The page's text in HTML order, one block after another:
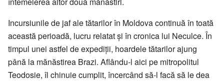
Incursiunile de jaf ale tătarilor în Moldova continuă în toată
această perioadă, lucru relatat și în cronica lui Neculce. În
timpul unei astfel de expediții, hoardele tătarilor ajung
până la mănăstirea Brazi. Aflându-l aici pe mitropolitul
Teodosie, îl chinuie cumplit, încercând să-l facă să le dea